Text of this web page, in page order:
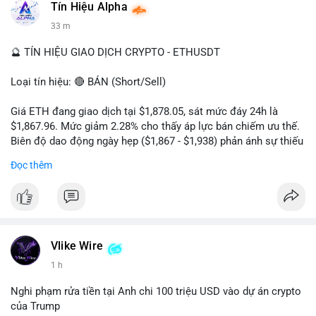
#vlikevn #titanbot
📰 Nguồn: Cointelegraph
Tín Hiệu Alpha
33 m
🔮 TÍN HIỆU GIAO DỊCH CRYPTO - ETHUSDT
Loại tín hiệu: 🔴 BÁN (Short/Sell)
Giá ETH đang giao dịch tại $1,878.05, sát mức đáy 24h là
$1,867.96. Mức giảm 2.28% cho thấy áp lực bán chiếm ưu thế.
Biên độ dao động ngày hẹp ($1,867 - $1,938) phản ánh sự thiếu
dòng tiền đang rút khỏi thị trường, xác nhận xu hướng giảm
- Take Profit: TP1: $1,850, TP2: $1,820
- Stop Loss: $1,915
Quản trị rủi ro: Chỉ sử dụng 2-3% tài khoản cho lệnh này và
tuân thủ tuyệt đối mức cắt lỗ để bảo vệ vốn.
Đọc thêm
Vlike Wire
1 h
Nghi phạm rửa tiền tại Anh chi 100 triệu USD vào dự án crypto
của Trump